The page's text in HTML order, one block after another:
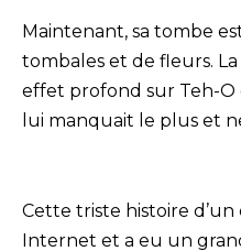
Maintenant, sa tombe
tombales et de fleurs.
effet profond sur Teh-O
lui manquait le plus et
Cette triste histoire d’un
Internet et a eu un